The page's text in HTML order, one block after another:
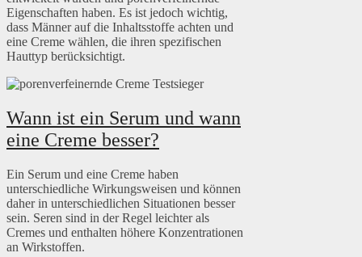
Eigenschaften haben. Es ist jedoch wichtig,
dass Männer auf die Inhaltsstoffe achten und
eine Creme wählen, die ihren spezifischen
Hauttyp berücksichtigt.
Wann ist ein Serum und wann
eine Creme besser?
Ein Serum und eine Creme haben
unterschiedliche Wirkungsweisen und können
daher in unterschiedlichen Situationen besser
sein. Seren sind in der Regel leichter als
Cremes und enthalten höhere Konzentrationen
an Wirkstoffen.